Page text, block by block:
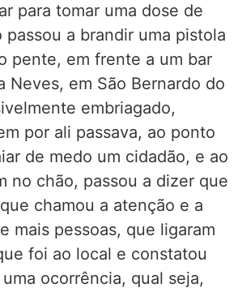
para tomar uma dose de
a brandir uma pistola
pente, em frente a um bar
Neves, em São Bernardo do
embriagado,
por ali passava, ao ponto
de medo um cidadão, e ao
no chão, passou a dizer que
chamou a atenção e a
mais pessoas, que ligaram
foi ao local e constatou
ocorrência, qual seja,